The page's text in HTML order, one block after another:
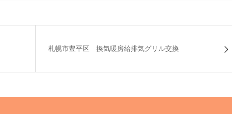
札幌市豊平区 換気暖房給排気グリル交換